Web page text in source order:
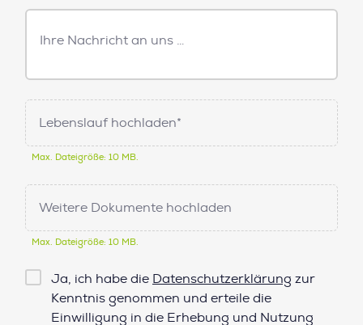
Freitext
Nachricht
Lebenslauf hochladen*
Max. Dateigröße: 10 MB.
Weitere Dokumente hochladen
Max. Dateigröße: 10 MB.
Checkbox
Datenschutz*
Ja, ich habe die Datenschutzerklärung zur
Kenntnis genommen und erteile die
Einwilligung in die Erhebung und Nutzung